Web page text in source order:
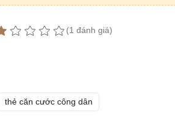
(1 đánh giá)
thẻ căn cước công dân